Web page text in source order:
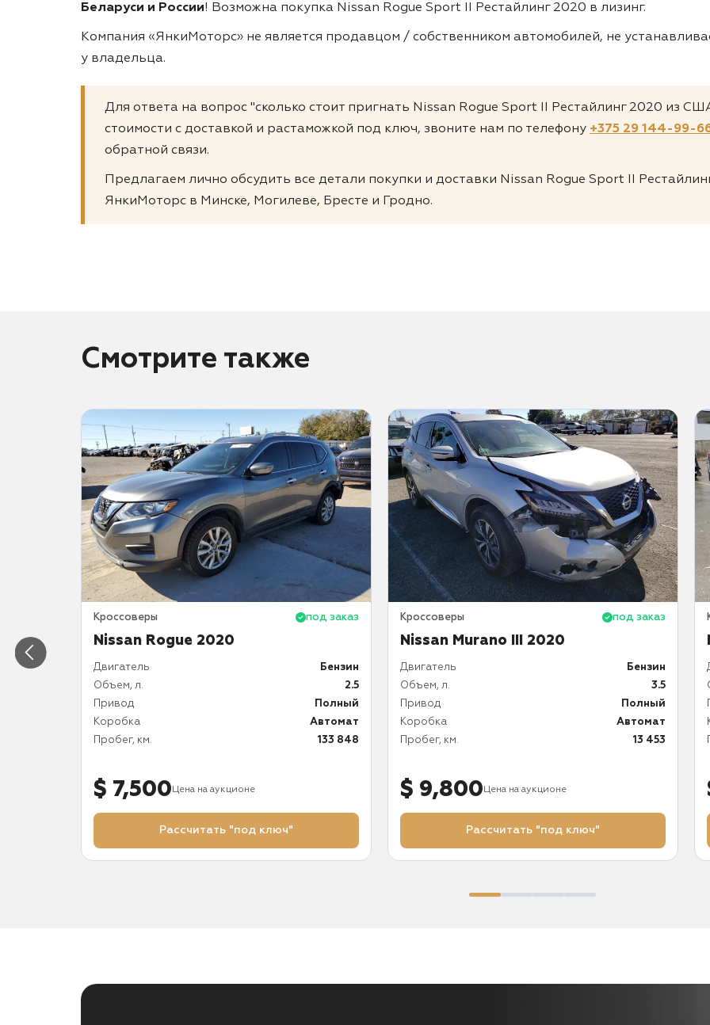
Беларуси и России! Возможна покупка Nissan Rogue Sport II Рестайлинг 2020 в лизинг.
Компания «ЯнкиМоторс» не является продавцом / собственником автомобилей, не
у владельца.
Для ответа на вопрос "сколько стоит пригнать Nissan Rogue Sport II Рестайлинг 2020 из
стоимости с доставкой и растаможкой под ключ, звоните нам по телефону +375 29 144-99-
обратной связи.
Предлагаем лично обсудить все детали покупки и доставки Nissan Rogue Sport II
ЯнкиМоторс в Минске, Могилеве, Бресте и Гродно.
Смотрите также
Кроссоверы под заказ
Nissan Rogue 2020
Двигатель
Бензин
Объем, л.
2.5
Привод
Полный
Коробка
Автомат
Пробег, км.
133 848
$ 7,500 Цена на аукционе
Рассчитать "под ключ"
Кроссоверы под заказ
Nissan Murano III 2020
Двигатель
Бензин
Объем, л.
3.5
Привод
Полный
Коробка
Автомат
Пробег, км.
13 453
$ 9,800 Цена на аукционе
Рассчитать "под ключ"